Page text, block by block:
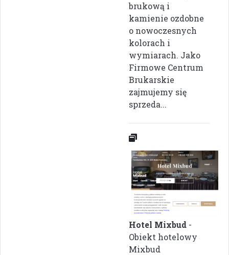
brukową i
kamienie ozdobne
o nowoczesnych
kolorach i
wymiarach. Jako
Firmowe Centrum
Brukarskie
zajmujemy się
sprzeda...
Hotel Mixbud -
Obiekt hotelowy
Mixbud